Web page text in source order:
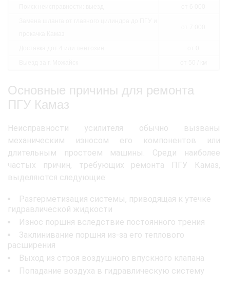
Основные причины для ремонта
ПГУ Камаз
Неисправности усилителя обычно вызваны
механическим износом его компонентов или
длительным простоем машины. Среди наиболее
частых причин, требующих ремонта ПГУ Камаз,
выделяются следующие:
Разгерметизация системы, приводящая к утечке
гидравлической жидкости
Износ поршня вследствие постоянного трения
Заклинивание поршня из-за его теплового
расширения
Выход из строя воздушного впускного клапана
Попадание воздуха в гидравлическую систему